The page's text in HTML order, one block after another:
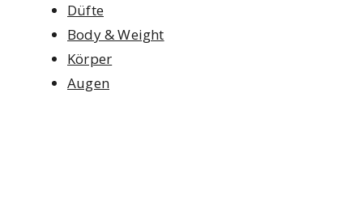
Düfte
Body & Weight
Körper
Augen